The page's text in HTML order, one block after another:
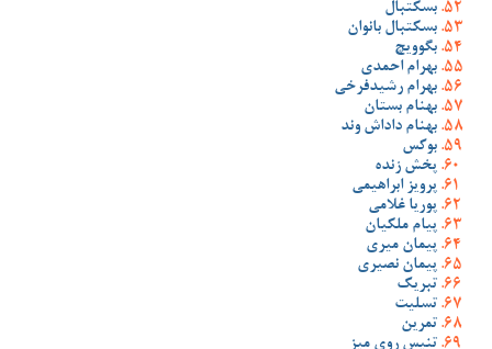
بسکتبال
بسکتبال بانوان
بگوویچ
بهرام احمدی
بهرام رشیدفرخی
بهنام بستان
بهنام داداش وند
بوکس
پخش زنده
پرویز ابراهیمی
پوریا غلامی
پیام ملکیان
پیمان میری
پیمان نصیری
تبریک
تسلیت
تمرین
تنیس روی میز